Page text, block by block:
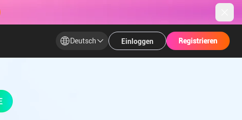
Deutsch Einloggen Registrieren​
Registrieren​